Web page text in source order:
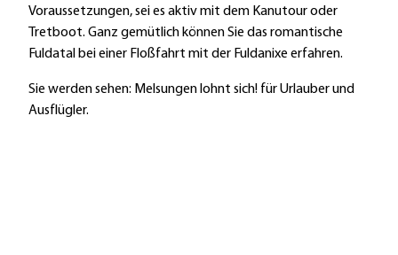
Voraussetzungen, sei es aktiv mit dem Kanutour oder
Tretboot. Ganz gemütlich können Sie das romantische
Fuldatal bei einer Floßfahrt mit der Fuldanixe erfahren.
Sie werden sehen: Melsungen lohnt sich! für Urlauber und
Ausflügler.